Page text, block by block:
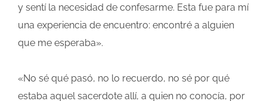
y sentí la necesidad de confesarme. Esta fue para mí
una experiencia de encuentro: encontré a alguien
que me esperaba».
«No sé qué pasó, no lo recuerdo, no sé por qué
estaba aquel sacerdote allí, a quien no conocía, por